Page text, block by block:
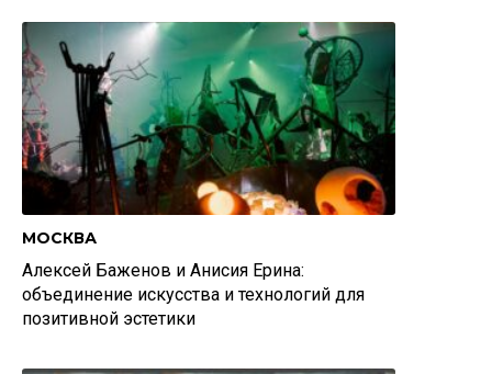
МОСКВА
Алексей Баженов и Анисия Ерина:
объединение искусства и технологий для
позитивной эстетики